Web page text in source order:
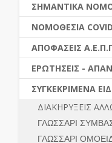
ΣΗΜΑΝΤΙΚΑ
ΔΗΜΟΣΙΕΣ
ΔΗΜΟΤΙΚΟΣ
ΚΑΛΛΙΚΡΑΤΗΣ
ΝΟΜΟΘΕΣΙΑ -
ΝΟΜΟΘΕΣΙΑ
ΝΟΜΟΘΕΣΙΑ -
ΕΡΩΤΗΣΕΙΣ -
ΑΠΟΦΑΣΕΙΣ
ΠΡΟΔΙΚΑΣΤΙΚΗ
ΓΕΝΙΚΟΙ
ΔΙΚΑΙΟΥΜΕΝΟΙ
ΠΡΟΣΦΟΡΕΣ –
ΣΥΜΜΕΤΟΧΗΣ
ΕΡΩΤΗΣΕΙΣ -
Ν. 4782/2021 -
4412/2016
ΔΙΕΞΑΓΩΓΗ
ΔΙΑΔΙΚΑΣΙΕΣ
ΣΥΓΚΕΚΡΙΜΕΝΑ
ΔΙΑΚΗΡΥΞΕΙΣ
ΓΛΩΣΣΑΡΙ
ΓΛΩΣΣΑΡΙ